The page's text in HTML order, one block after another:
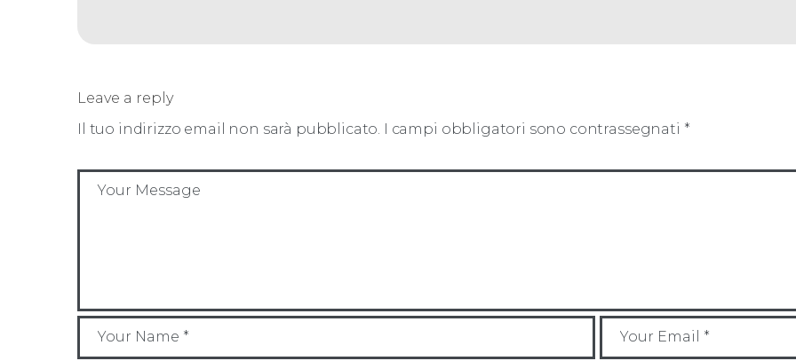
Leave a reply
Il tuo indirizzo email non sarà pubblicato. I campi obbligatori sono contrassegnati *